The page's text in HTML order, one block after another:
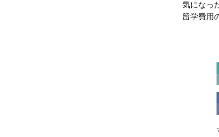
気になっ
留学費用